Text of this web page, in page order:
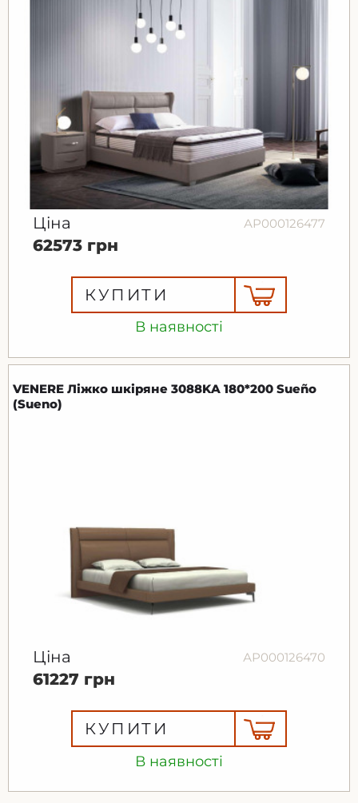
В наявності
Ціна АР000126477
62573 грн
КУПИТИ
В наявності
VENERE Ліжко шкіряне 3088KA 180*200 Sueño
(Sueno)
Ціна АР000126470
61227 грн
КУПИТИ